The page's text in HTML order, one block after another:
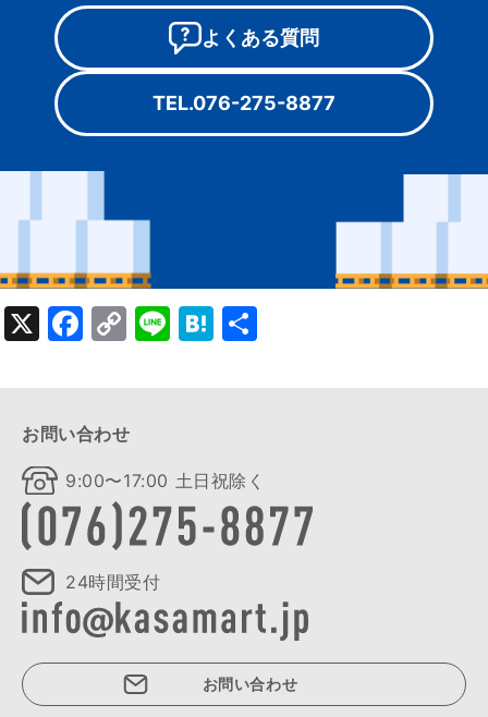
よくある質問
TEL.076-275-8877
X Facebook
CopyLineHatena
お問い合わせ
9:00〜17:00 土日祝除く
24時間受付
お問い合わせ